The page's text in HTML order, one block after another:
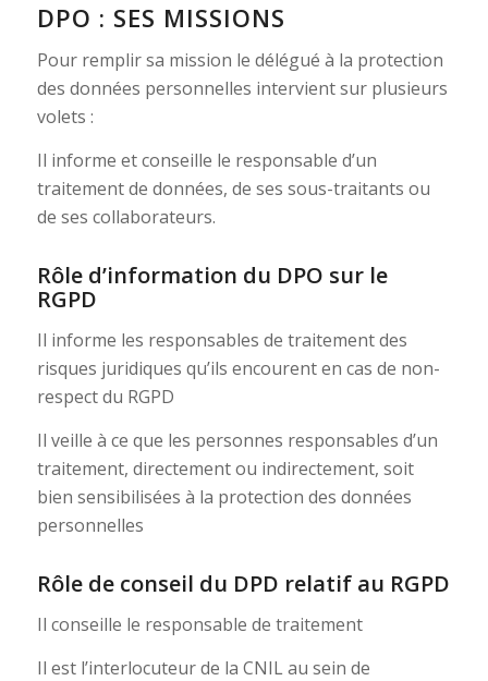
DPO : SES MISSIONS
Pour remplir sa mission le délégué à la protection
des données personnelles intervient sur plusieurs
volets :
Il informe et conseille le responsable d’un
traitement de données, de ses sous-traitants ou
de ses collaborateurs.
Rôle d’information du DPO sur le
RGPD
Il informe les responsables de traitement des
risques juridiques qu’ils encourent en cas de non-
respect du RGPD
Il veille à ce que les personnes responsables d’un
traitement, directement ou indirectement, soit
bien sensibilisées à la protection des données
personnelles
Rôle de conseil du DPD relatif au RGPD
Il conseille le responsable de traitement
Il est l’interlocuteur de la CNIL au sein de